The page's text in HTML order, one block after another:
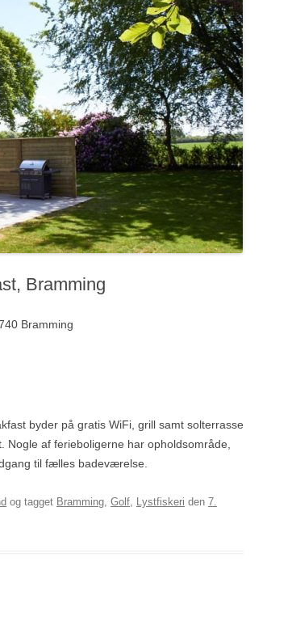
Bramming
Bramming
byder på gratis WiFi, grill samt solterrasse
af ferieboligerne har opholdsområde,
til fælles badeværelse.
og tagget Bramming, Golf, Lystfiskeri den 7.